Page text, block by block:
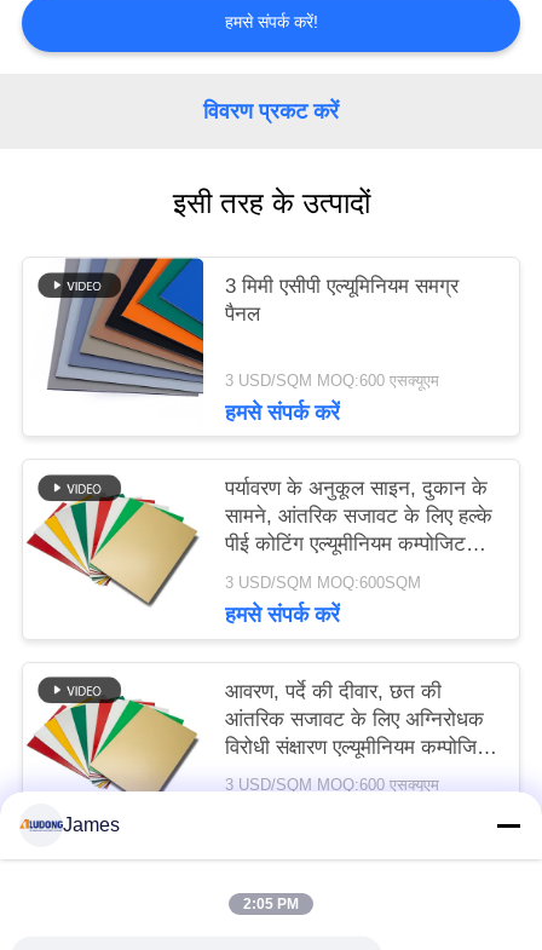
मांगें
नीति
हमसे संपर्क करें!
विवरण प्रकट करें
इसी तरह के उत्पादों
3 मिमी एसीपी एल्यूमिनियम समग्र
पैनल
3 USD/SQM MOQ:600 एसक्यूएम
हमसे संपर्क करें
पर्यावरण के अनुकूल साइन, दुकान के
सामने, आंतरिक सजावट के लिए हल्के
पीई कोटिंग एल्यूमीनियम कम्पोजिट
पैनल
3 USD/SQM MOQ:600SQM
हमसे संपर्क करें
आवरण, पर्दे की दीवार, छत की
आंतरिक सजावट के लिए अग्निरोधक
विरोधी संक्षारण एल्यूमीनियम कम्पोजिट
पैनल
3 USD/SQM MOQ:600 एसक्यूएम
लोकप्रिय श्रेणियां
James
2:05 PM